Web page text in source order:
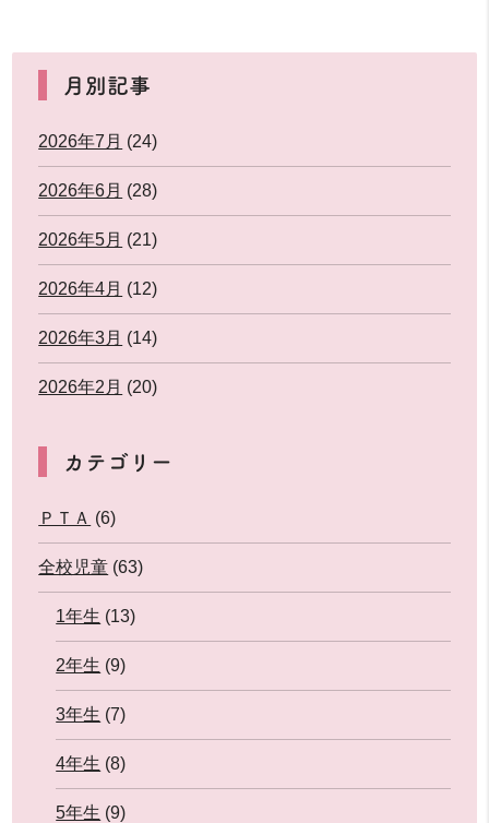
月別記事
2026年7月 (24)
2026年6月 (28)
2026年5月 (21)
2026年4月 (12)
2026年3月 (14)
2026年2月 (20)
カテゴリー
ＰＴＡ (6)
全校児童 (63)
1年生 (13)
2年生 (9)
3年生 (7)
4年生 (8)
5年生 (9)